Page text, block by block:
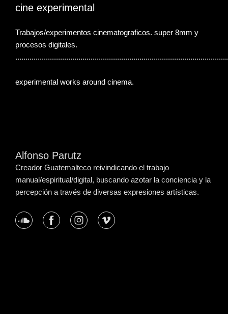
cine experimental
Trabajos/experimentos cinematograficos. super 8mm y
procesos digitales.
experimental works around cinema.
Alfonso Parutz
Creador Guatemalteco reivindicando el trabajo
manual/espiritual/digital, buscando azotar la conciencia y la
percepción a través de diversas expresiones artísticas.